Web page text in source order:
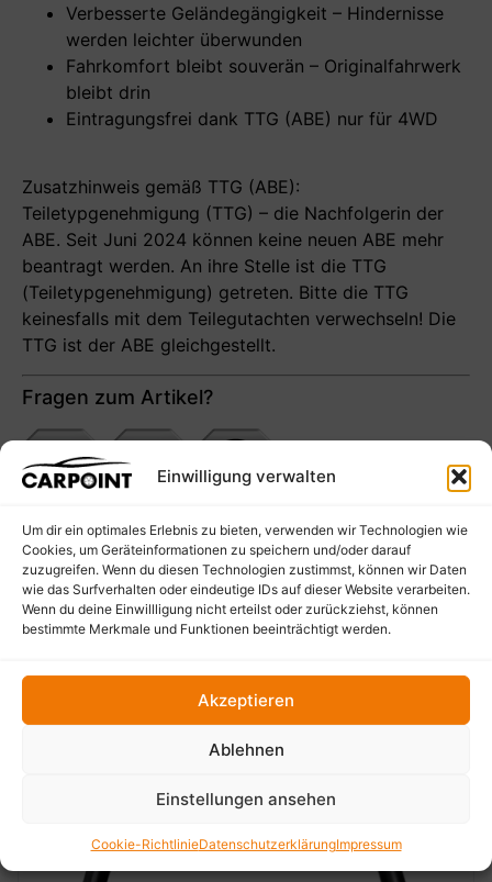
Einwilligung verwalten
Um dir ein optimales Erlebnis zu bieten, verwenden wir Technologien wie
Cookies, um Geräteinformationen zu speichern und/oder darauf
zuzugreifen. Wenn du diesen Technologien zustimmst, können wir Daten
wie das Surfverhalten oder eindeutige IDs auf dieser Website verarbeiten.
Wenn du deine Einwillligung nicht erteilst oder zurückziehst, können
bestimmte Merkmale und Funktionen beeinträchtigt werden.
Akzeptieren
Ablehnen
Einstellungen ansehen
Cookie-RichtlinieDatenschutzerklärungImpressum
Verbesserte Geländegängigkeit – Hindernisse
werden leichter überwunden
Fahrkomfort bleibt souverän – Originalfahrwerk
bleibt drin
Eintragungsfrei dank TTG (ABE) nur für 4WD
Zusatzhinweis gemäß TTG (ABE):
Teiletypgenehmigung (TTG) – die Nachfolgerin der
ABE. Seit Juni 2024 können keine neuen ABE mehr
beantragt werden. An ihre Stelle ist die TTG
(Teiletypgenehmigung) getreten. Bitte die TTG
keinesfalls mit dem Teilegutachten verwechseln! Die
TTG ist der ABE gleichgestellt.
Fragen zum Artikel?
Empfohlene Produkte